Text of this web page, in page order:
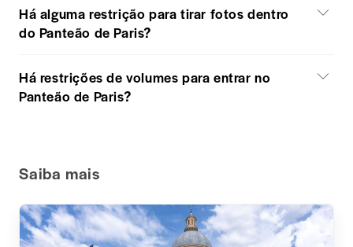
Há alguma restrição para tirar fotos dentro
do Panteão de Paris?
Há restrições de volumes para entrar no
Panteão de Paris?
Saiba mais